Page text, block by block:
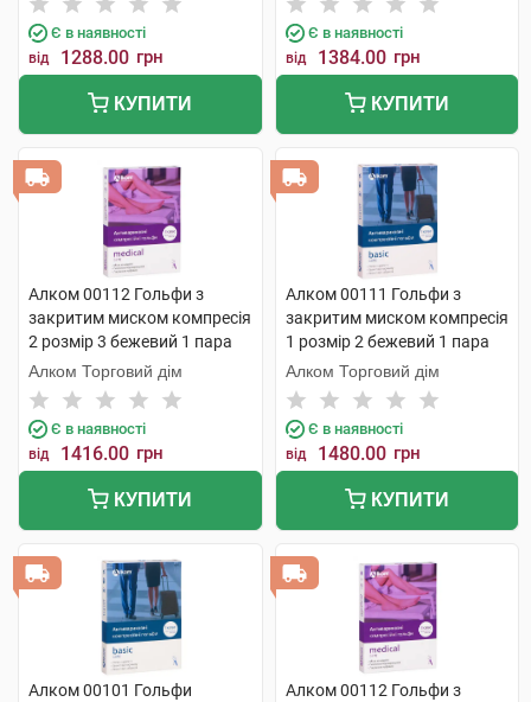
Є в наявності
від 1288.00 грн
КУПИТИ
Є в наявності
від 1384.00 грн
КУПИТИ
Алком 00112 Гольфи з
закритим миском компресія
2 розмір 3 бежевий 1 пара
Алком Торговий дім
Є в наявності
від 1416.00 грн
КУПИТИ
Алком 00111 Гольфи з
закритим миском компресія
1 розмір 2 бежевий 1 пара
Алком Торговий дім
Є в наявності
від 1480.00 грн
КУПИТИ
Алком 00101 Гольфи
Алком 00112 Гольфи з